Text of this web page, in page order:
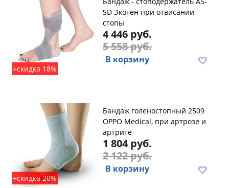
+скидка 18%
SD Экотен при отвисании
стопы
4 446 руб.
5 558 руб.
В корзину
+скидка 20%
Бандаж голеностопный 2509
OPPO Medical, при артрозе и
артрите
1 804 руб.
2 122 руб.
В корзину